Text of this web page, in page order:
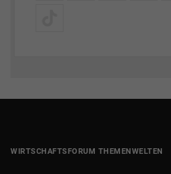
WIRTSCHAFTSFORUM THEMENWELTEN